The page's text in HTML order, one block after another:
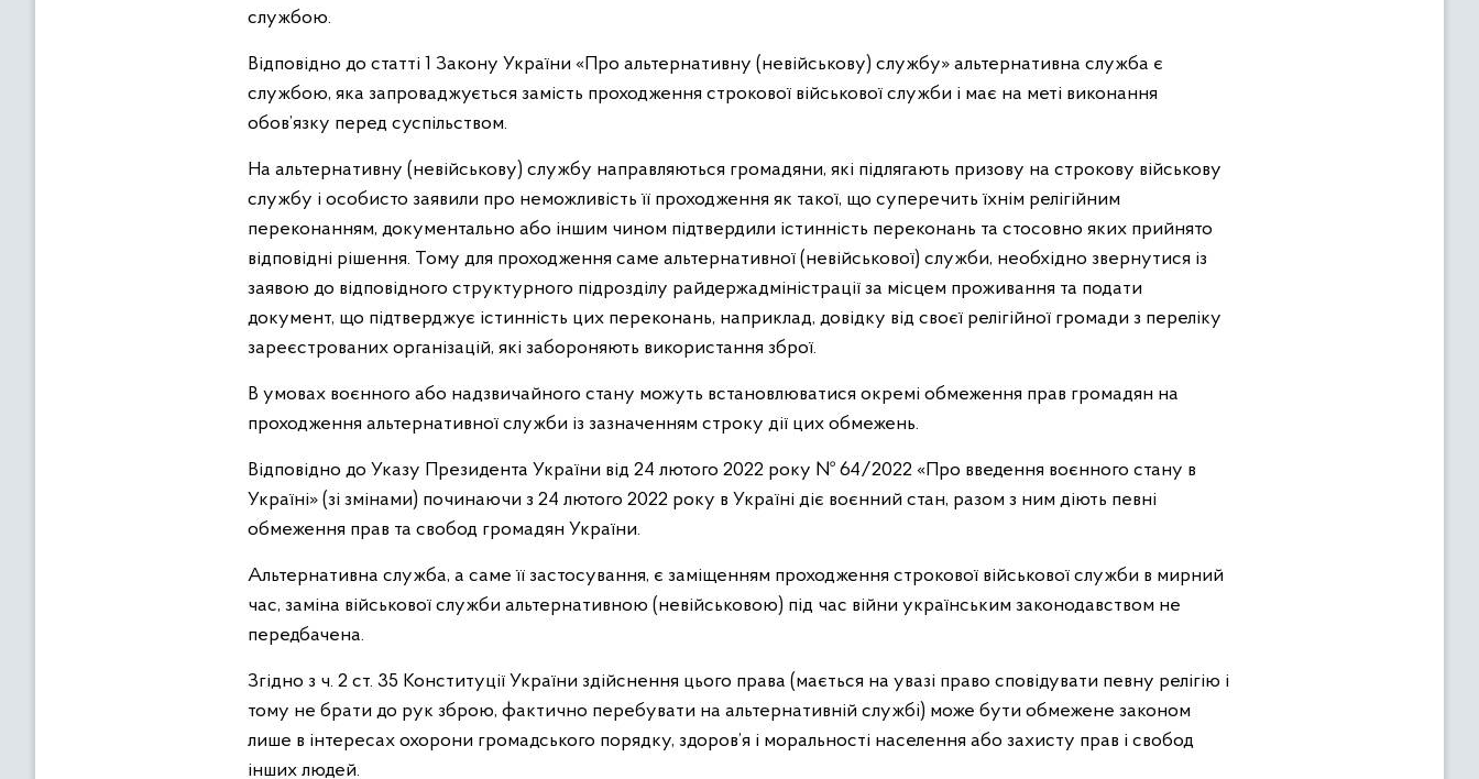
службою.
Відповідно до статті 1 Закону України «Про альтернативну (невійськову) службу» альтернативна служба є
службою, яка запроваджується замість проходження строкової військової служби і має на меті виконання
обов’язку перед суспільством.
На альтернативну (невійськову) службу направляються громадяни, які підлягають призову на строкову військову
службу і особисто заявили про неможливість її проходження як такої, що суперечить їхнім релігійним
переконанням, документально або іншим чином підтвердили істинність переконань та стосовно яких прийнято
відповідні рішення. Тому для проходження саме альтернативної (невійськової) служби, необхідно звернутися із
заявою до відповідного структурного підрозділу райдержадміністрації за місцем проживання та подати
документ, що підтверджує істинність цих переконань, наприклад, довідку від своєї релігійної громади з переліку
зареєстрованих організацій, які забороняють використання зброї.
В умовах воєнного або надзвичайного стану можуть встановлюватися окремі обмеження прав громадян на
проходження альтернативної служби із зазначенням строку дії цих обмежень.
Відповідно до Указу Президента України від 24 лютого 2022 року № 64/2022 «Про введення воєнного стану в
Україні» (зі змінами) починаючи з 24 лютого 2022 року в Україні діє воєнний стан, разом з ним діють певні
обмеження прав та свобод громадян України.
Альтернативна служба, а саме її застосування, є заміщенням проходження строкової військової служби в мирний
час, заміна військової служби альтернативною (невійськовою) під час війни українським законодавством не
передбачена.
Згідно з ч. 2 ст. 35 Конституції України здійснення цього права (мається на увазі право сповідувати певну релігію і
тому не брати до рук зброю, фактично перебувати на альтернативній службі) може бути обмежене законом
лише в інтересах охорони громадського порядку, здоров’я і моральності населення або захисту прав і свобод
інших людей.